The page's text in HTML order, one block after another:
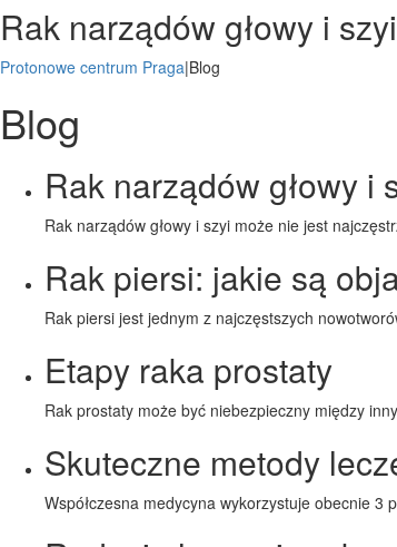
Rak narządów głowy i
Protonowe centrum Praga|Blog
Blog
Rak narządów głowy i
Rak narządów głowy i szyi może nie jest
Rak piersi: jakie są
Rak piersi jest jednym z najczęstszych
Etapy raka prostaty
Rak prostaty może być niebezpieczny między
Skuteczne metody
Współczesna medycyna wykorzystuje obecnie